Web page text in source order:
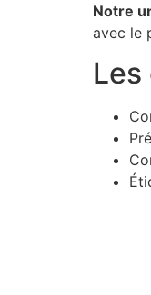
Notre
avec le